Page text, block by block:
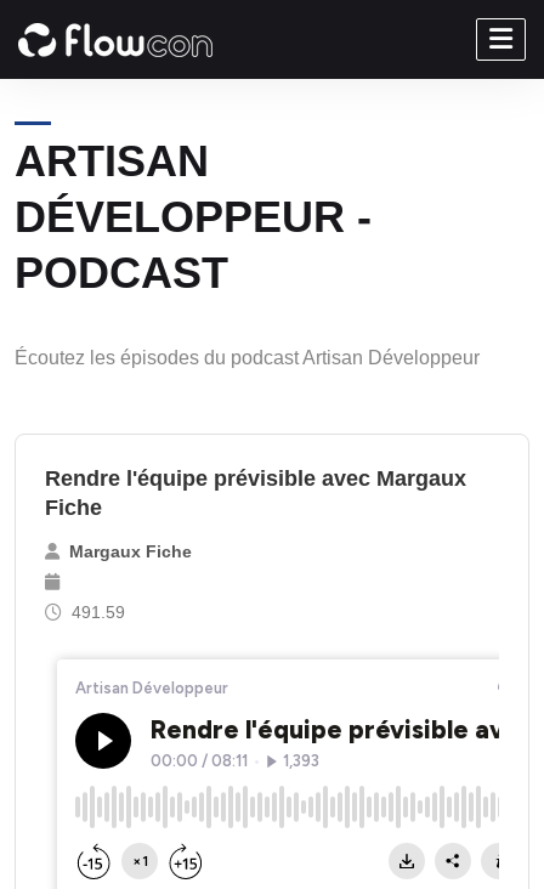
ARTISAN
DÉVELOPPEUR -
PODCAST
Écoutez les épisodes du podcast Artisan Développeur
Rendre l'équipe prévisible avec Margaux
Fiche
Margaux Fiche
491.59